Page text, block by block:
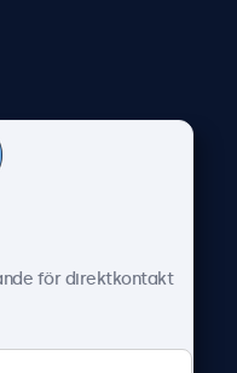
för direktkontakt